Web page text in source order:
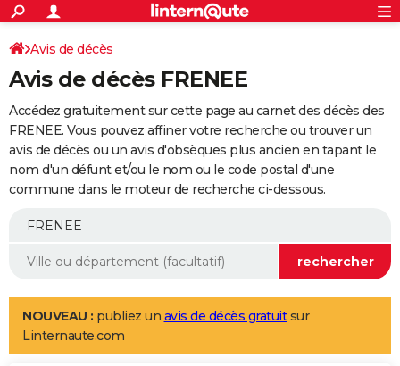
ACTUALITÉS
Politique
Société
Faits Divers
Education
Monde
Villes
+
SPORT
Coupe du monde 2026
Football
Tennis
Cyclisme
Rugby
Forum
Programme TV
TNT
Streaming
Cinéma
Sorties cinéma
Musique
+
FINANCE
Retraite
Epargne
Immobilier
Risques naturels par ville
Banque
Assurance
AUTO
Essais
Réserver un essai
Citadines
Berlines
SUV
Forum auto
+
Mobiles
Meilleur smartphone
Internet
Ordinateurs
Jeux vidéo
Guide high-tech
Aménagement intérieur
LIFESTYLE
Art de vivre
Bien-être
Loisirs
Mode
Modes de vie
Avis de décès
Avis de décès FRENEE
Accédez gratuitement sur cette page au carnet des décès des
FRENEE. Vous pouvez affiner votre recherche ou trouver un
avis de décès ou un avis d'obsèques plus ancien en tapant le
nom d'un défunt et/ou le nom ou le code postal d'une
commune dans le moteur de recherche ci-dessous.
NOUVEAU : publiez un avis de décès gratuitsur
Linternaute.com